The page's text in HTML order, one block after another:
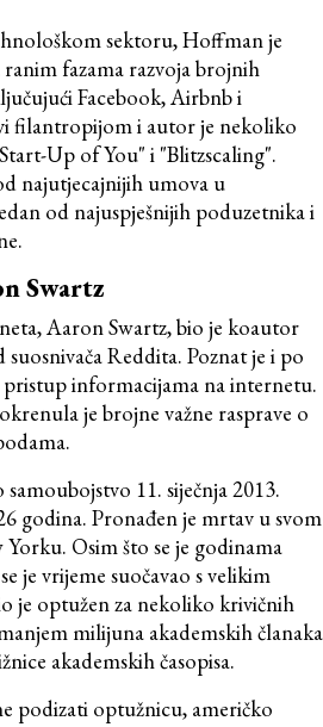
sektoru, Hoffman je
fazama razvoja brojnih
Facebook, Airbnb i
filantropijom i autor je nekoliko
Up of You" i "Blitzscaling".
najutjecajnijih umova u
od najuspješnijih poduzetnika i
Swartz
Aaron Swartz, bio je koautor
suosnivača Reddita. Poznat je i po
informacijama na internetu.
je brojne važne rasprave o
11. siječnja 2013.
godina. Pronađen je mrtav u svom
Osim što se je godinama
je vrijeme suočavao s velikim
je optužen za nekoliko krivičnih
milijuna akademskih članaka
akademskih časopisa.
podizati optužnicu, američko